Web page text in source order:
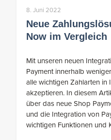
Neue
Now im Vergleich
8. Juni 2022
Mit unseren neuen
Payment innerhalb
alle wichtigen Zahlarten in
akzeptieren. In diesem
über das neue Shop
und die Integration von
wichtigen Funktionen und